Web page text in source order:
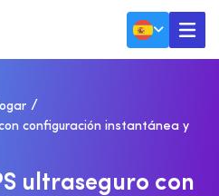
configuración instantánea y
S ULTRASEGURO CON